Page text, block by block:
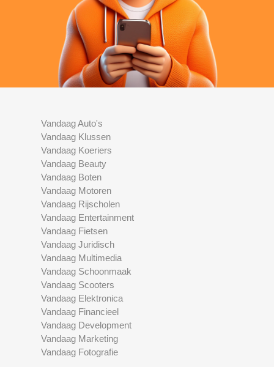
Vandaag Auto's
Vandaag Klussen
Vandaag Koeriers
Vandaag Beauty
Vandaag Boten
Vandaag Motoren
Vandaag Rijscholen
Vandaag Entertainment
Vandaag Fietsen
Vandaag Juridisch
Vandaag Multimedia
Vandaag Schoonmaak
Vandaag Scooters
Vandaag Elektronica
Vandaag Financieel
Vandaag Development
Vandaag Marketing
Vandaag Fotografie